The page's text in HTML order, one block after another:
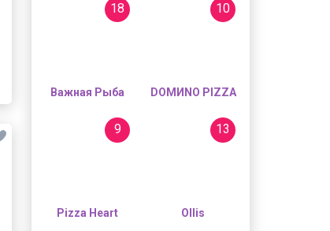
Важная Рыба
18
DOMИNO PIZZA
10
Pizza Heart
9
Ollis
13